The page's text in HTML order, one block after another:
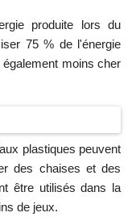
produite lors du
75 % de l'énergie
moins cher
plastiques peuvent
des chaises et des
être utilisés dans la
de jeux.